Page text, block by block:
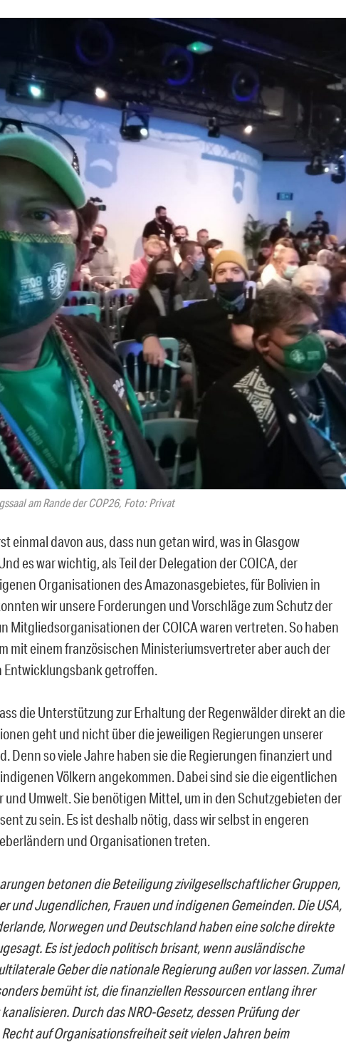
am Rande der COP26, Foto: Privat
einmal davon aus, dass nun getan wird, was in Glasgow
es war wichtig, als Teil der Delegation der COICA, der
Organisationen des Amazonasgebietes, für Bolivien in
wir unsere Forderungen und Vorschläge zum Schutz der
Mitgliedsorganisationen der COICA waren vertreten. So haben
mit einem französischen Ministeriumsvertreter aber auch der
getroffen.
die Unterstützung zur Erhaltung der Regenwälder direkt an die
geht und nicht über die jeweiligen Regierungen unserer
Denn so viele Jahre haben sie die Regierungen finanziert und
Völkern angekommen. Dabei sind sie die eigentlichen
und Umwelt. Sie benötigen Mittel, um in den Schutzgebieten der
zu sein. Es ist deshalb nötig, dass wir selbst in engeren
und Organisationen treten.
betonen die Beteiligung zivilgesellschaftlicher Gruppen,
und Jugendlichen, Frauen und indigenen Gemeinden. Die USA,
Norwegen und Deutschland haben eine solche direkte
Es ist jedoch politisch brisant, wenn ausländische
Geber die nationale Regierung außen vor lassen. Zumal
bemüht ist, die finanziellen Ressourcen entlang ihrer
Durch das NRO-Gesetz, dessen Prüfung der
auf Organisationsfreiheit seit vielen Jahren beim